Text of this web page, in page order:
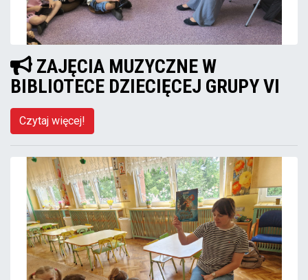
ZAJĘCIA MUZYCZNE W
BIBLIOTECE DZIECIĘCEJ GRUPY VI
Czytaj więcej!